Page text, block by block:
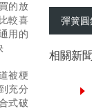
的放
較喜
用的
被梗
充分
式破
彈簧圓
相關新聞